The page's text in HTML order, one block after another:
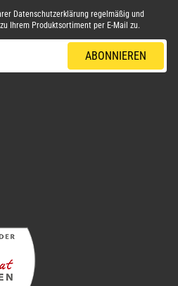
Datenschutzerklärung regelmäßig und
Ihrem Produktsortiment per E-Mail zu.
ABONNIEREN